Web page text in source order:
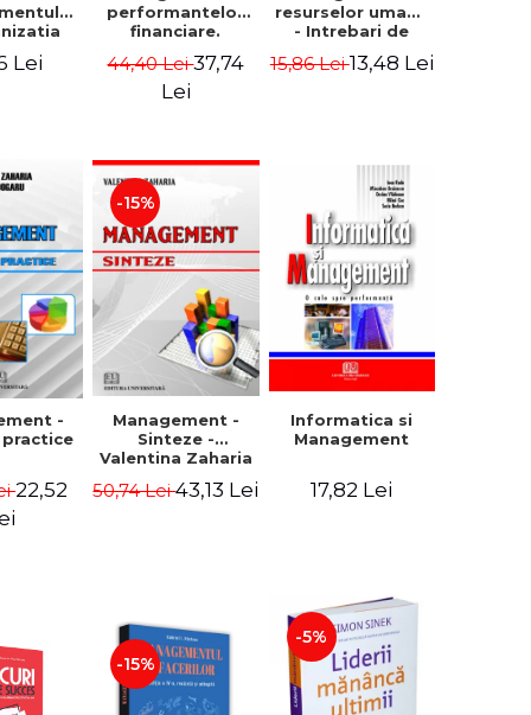
Lei
performantelor
financiare.
Modele.
Instrumente
44,40 Lei37,74
Lei
resurselor umane
- Intrebari de
grila
15,86 Lei13,48 Lei
-
22,52
-15%
Management -
Sinteze -
Valentina Zaharia
50,74 Lei43,13 Lei
Informatica si
Management
17,82 Lei
-15%
-5%